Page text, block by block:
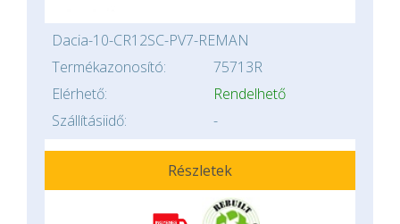
Dacia-10-CR12SC-PV7-REMAN
Termékazonosító:
75713R
Elérhető:
Rendelhető
Szállításiidő:
-
Részletek